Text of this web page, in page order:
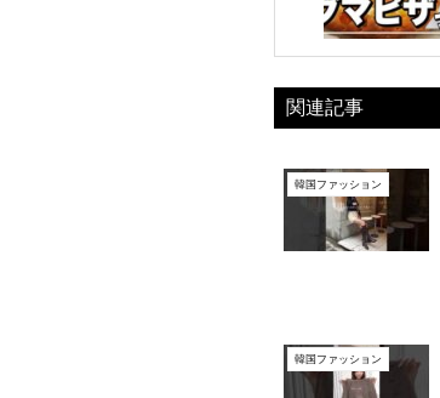
関連記事
韓国ファッション
韓国ファッション